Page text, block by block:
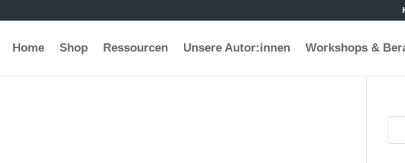
Home Shop Ressourcen Unsere Autor:innen Workshops &